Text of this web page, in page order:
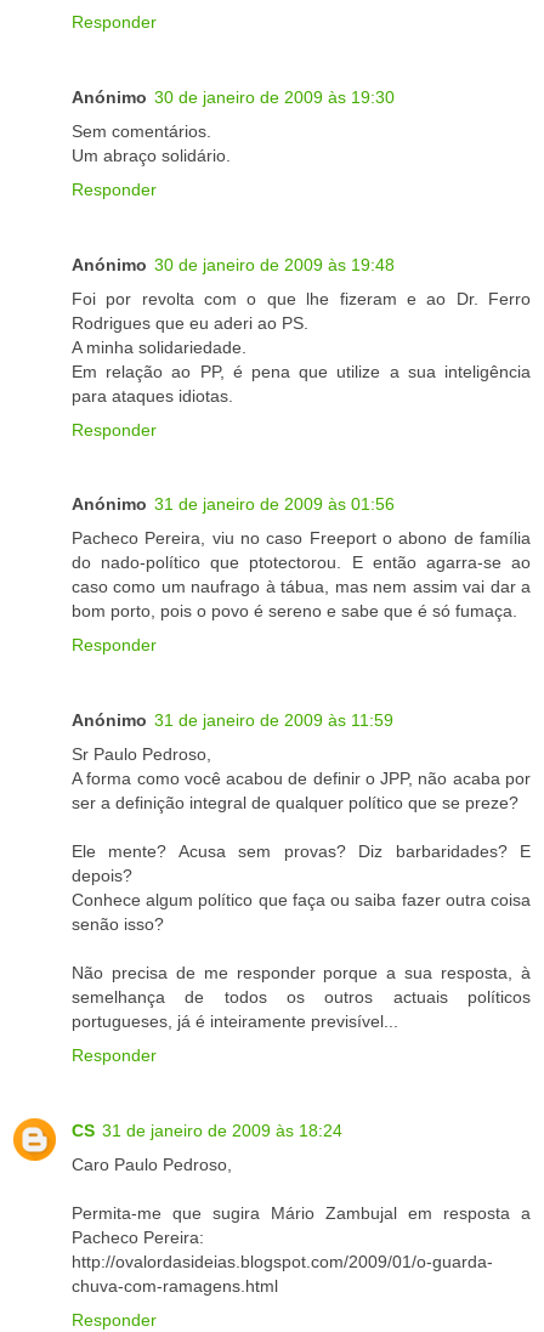
Responder
Anónimo 30 de janeiro de 2009 às 19:30
Sem comentários.
Um abraço solidário.
Responder
Anónimo 30 de janeiro de 2009 às 19:48
Foi por revolta com o que lhe fizeram e ao Dr. Ferro
Rodrigues que eu aderi ao PS.
A minha solidariedade.
Em relação ao PP, é pena que utilize a sua inteligência
para ataques idiotas.
Responder
Anónimo 31 de janeiro de 2009 às 01:56
Pacheco Pereira, viu no caso Freeport o abono de família
do nado-político que ptotectorou. E então agarra-se ao
caso como um naufrago à tábua, mas nem assim vai dar a
bom porto, pois o povo é sereno e sabe que é só fumaça.
Responder
Anónimo 31 de janeiro de 2009 às 11:59
Sr Paulo Pedroso,
A forma como você acabou de definir o JPP, não acaba por
ser a definição integral de qualquer político que se preze?
Ele mente? Acusa sem provas? Diz barbaridades? E
depois?
Conhece algum político que faça ou saiba fazer outra coisa
senão isso?
Não precisa de me responder porque a sua resposta, à
semelhança de todos os outros actuais políticos
portugueses, já é inteiramente previsível...
Responder
CS 31 de janeiro de 2009 às 18:24
Caro Paulo Pedroso,
Permita-me que sugira Mário Zambujal em resposta a
Pacheco Pereira:
http://ovalordasideias.blogspot.com/2009/01/o-guarda-
chuva-com-ramagens.html
Responder